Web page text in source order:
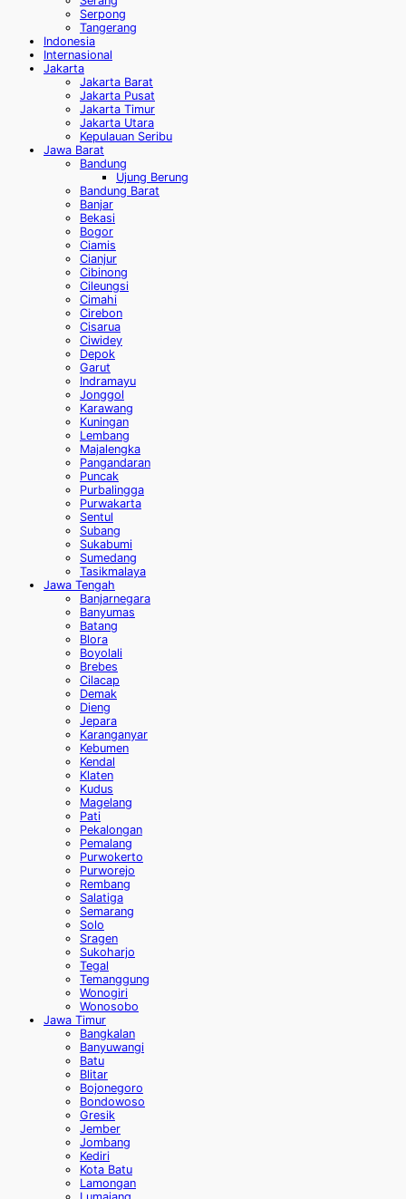
Serpong
Tangerang
Indonesia
Internasional
Jakarta
Jakarta Barat
Jakarta Pusat
Jakarta Timur
Jakarta Utara
Kepulauan Seribu
Jawa Barat
Bandung
Ujung Berung
Bandung Barat
Banjar
Bekasi
Bogor
Ciamis
Cianjur
Cibinong
Cileungsi
Cimahi
Cirebon
Cisarua
Ciwidey
Depok
Garut
Indramayu
Jonggol
Karawang
Kuningan
Lembang
Majalengka
Pangandaran
Puncak
Purbalingga
Purwakarta
Sentul
Subang
Sukabumi
Sumedang
Tasikmalaya
Jawa Tengah
Banjarnegara
Banyumas
Batang
Blora
Boyolali
Brebes
Cilacap
Demak
Dieng
Jepara
Karanganyar
Kebumen
Kendal
Klaten
Kudus
Magelang
Pati
Pekalongan
Pemalang
Purwokerto
Purworejo
Rembang
Salatiga
Semarang
Solo
Sragen
Sukoharjo
Tegal
Temanggung
Wonogiri
Wonosobo
Jawa Timur
Bangkalan
Banyuwangi
Batu
Blitar
Bojonegoro
Bondowoso
Gresik
Jember
Jombang
Kediri
Kota Batu
Lamongan